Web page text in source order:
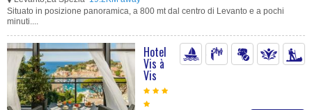
Situato in posizione panoramica, a 800 mt dal centro di Levanto e a pochi
minuti....
Hotel
Vis à
Vis